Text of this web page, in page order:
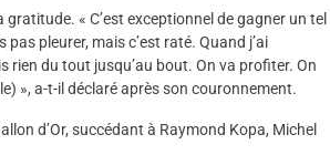
« C’est exceptionnel de gagner un tel
pleurer, mais c’est raté. Quand j’ai
rien du tout jusqu’au bout. On va profiter. On
», a-t-il déclaré après son couronnement.
d’Or, succédant à Raymond Kopa, Michel